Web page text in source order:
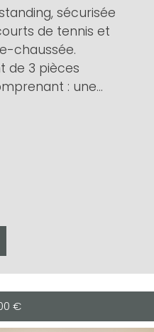
sécurisée
de tennis et
chaussée.
de 3 pièces
: une...
€